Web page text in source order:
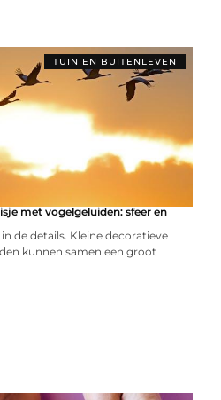
TUIN EN BUITENLEVEN
met vogelgeluiden: sfeer en
de details. Kleine decoratieve
kunnen samen een groot